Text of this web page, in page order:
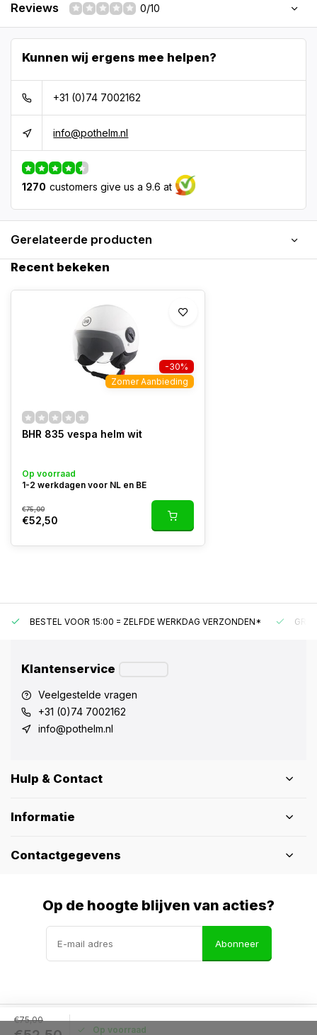
€75,00
Op voorraad
Reviews 0/10
Kunnen wij ergens mee helpen?
+31 (0)74 7002162
info@pothelm.nl
1270 customers give us a 9.6 at
Gerelateerde producten
Recent bekeken
-30%
Zomer Aanbieding
BHR 835 vespa helm wit
Op voorraad
1-2 werkdagen voor NL en BE
€75,00
€52,50
BESTEL VOOR 15:00 = ZELFDE WERKDAG VERZONDEN*
Klantenservice
Veelgestelde vragen
+31 (0)74 7002162
info@pothelm.nl
Hulp & Contact
Informatie
Contactgegevens
Op de hoogte blijven van acties?
Abonneer
© Pothelm.nl- Theme made by